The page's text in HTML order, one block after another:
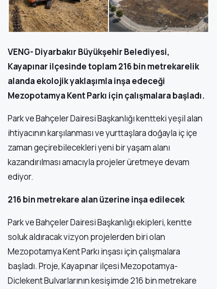
VENG- Diyarbakır Büyükşehir Belediyesi,
Kayapınar ilçesinde toplam 216 bin metrekarelik
alanda ekolojik yaklaşımla inşa edeceği
Mezopotamya Kent Parkı için çalışmalara başladı.
Park ve Bahçeler Dairesi Başkanlığı kentteki yeşil alan
ihtiyacının karşılanması ve yurttaşlara doğayla iç içe
zaman geçirebilecekleri yeni bir yaşam alanı
kazandırılması amacıyla projeler üretmeye devam
ediyor.
216 bin metrekare alan üzerine inşa edilecek
Park ve Bahçeler Dairesi Başkanlığı ekipleri, kentte
soluk aldıracak vizyon projelerden biri olan
Mezopotamya Kent Parkı inşası için çalışmalara
başladı. Proje, Kayapınar ilçesi Mezopotamya-
Diclekent Bulvarlarının kesişimde 216 bin metrekare